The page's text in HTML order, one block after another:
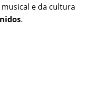
e da cultura
.